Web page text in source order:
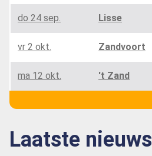
do 24 sep. Lisse
vr 2 okt. Zandvoort
ma 12 okt. 't Zand
Laatste nieuws